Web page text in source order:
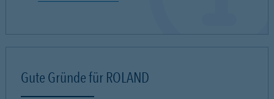
Gute Gründe für ROLAND